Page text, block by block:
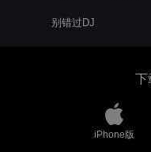
别错过DJ
下
iPhone版